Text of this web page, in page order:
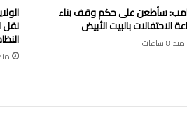
سأطعن على حكم وقف بناء
الاحتفالات بالبيت الأبيض
منذ 8 ساعات
نقل
منذ 8